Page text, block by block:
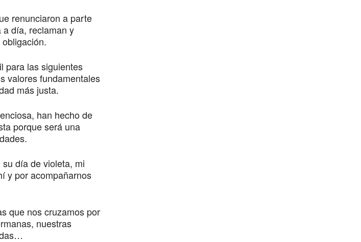
renunciaron a parte
día, reclaman y
para las siguientes
valores fundamentales
más justa.
han hecho de
porque será una
día de violeta, mi
y por acompañarnos
que nos cruzamos por
nuestras